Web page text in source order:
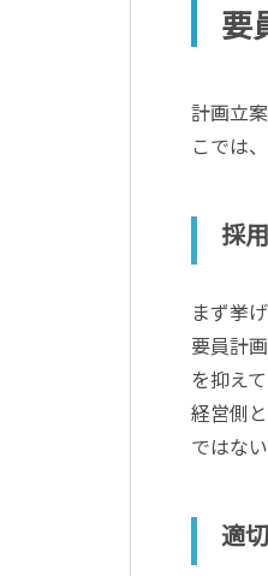
要
計画立
こでは
採
まず挙
要員計
を抑え
経営側
ではな
適